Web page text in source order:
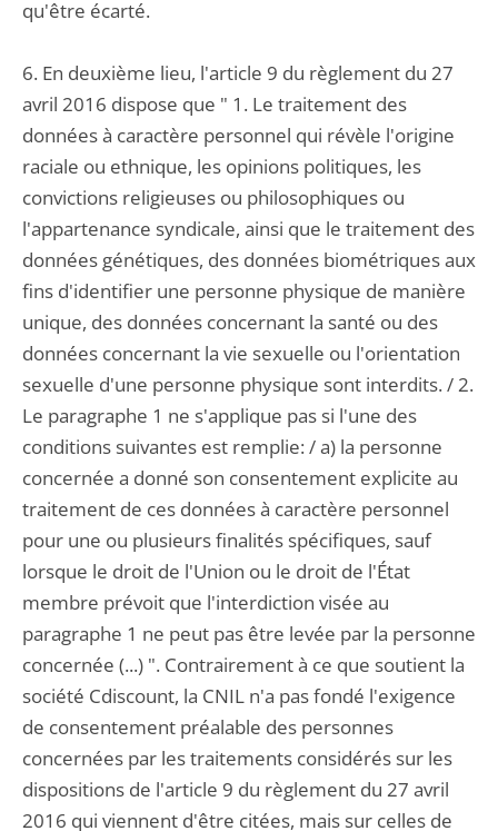
qu'être écarté.
6. En deuxième lieu, l'article 9 du règlement du 27
avril 2016 dispose que " 1. Le traitement des
données à caractère personnel qui révèle l'origine
raciale ou ethnique, les opinions politiques, les
convictions religieuses ou philosophiques ou
l'appartenance syndicale, ainsi que le traitement des
données génétiques, des données biométriques aux
fins d'identifier une personne physique de manière
unique, des données concernant la santé ou des
données concernant la vie sexuelle ou l'orientation
sexuelle d'une personne physique sont interdits. / 2.
Le paragraphe 1 ne s'applique pas si l'une des
conditions suivantes est remplie: / a) la personne
concernée a donné son consentement explicite au
traitement de ces données à caractère personnel
pour une ou plusieurs finalités spécifiques, sauf
lorsque le droit de l'Union ou le droit de l'État
membre prévoit que l'interdiction visée au
paragraphe 1 ne peut pas être levée par la personne
concernée (...) ". Contrairement à ce que soutient la
société Cdiscount, la CNIL n'a pas fondé l'exigence
de consentement préalable des personnes
concernées par les traitements considérés sur les
dispositions de l'article 9 du règlement du 27 avril
2016 qui viennent d'être citées, mais sur celles de